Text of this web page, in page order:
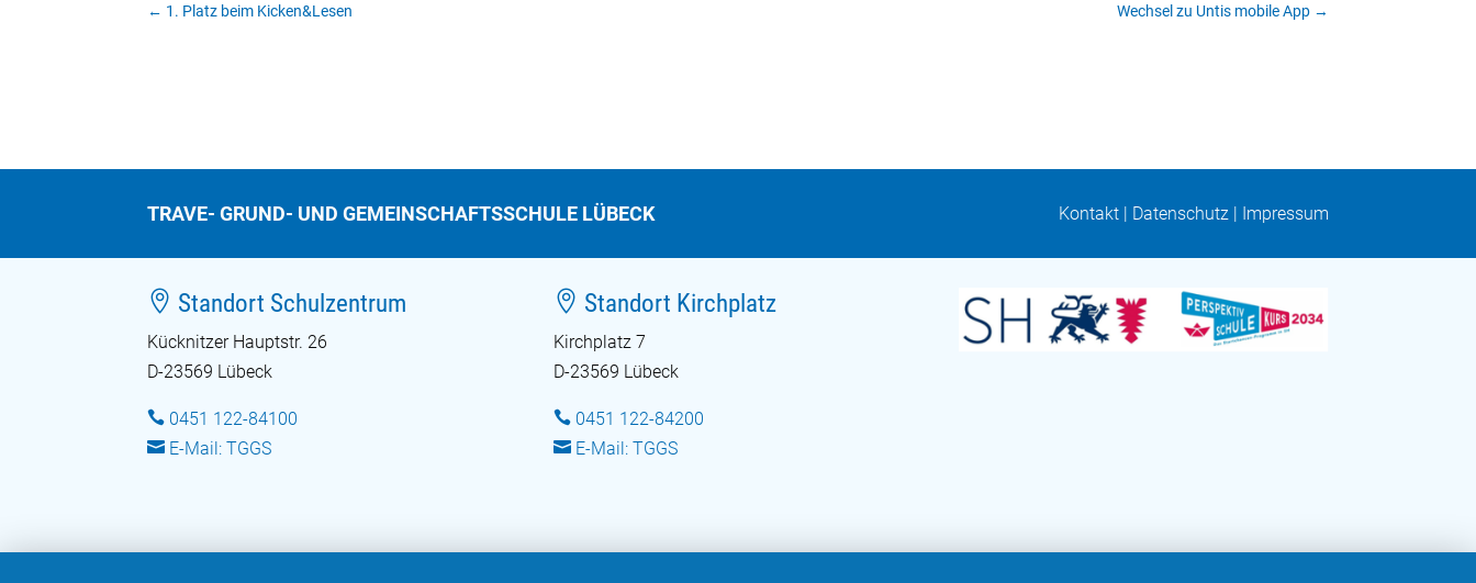
← 1. Platz beim Kicken&Lesen Wechsel zu Untis mobile App→
TRAVE- GRUND- UND GEMEINSCHAFTSSCHULE LÜBECK Kontakt| Datenschutz| Impressum
 Standort Schulzentrum
Kücknitzer Hauptstr. 26
D-23569 Lübeck
 0451 122-84100
 E-Mail: TGGS
 Standort Kirchplatz
Kirchplatz 7
D-23569 Lübeck
 0451 122-84200
 E-Mail: TGGS